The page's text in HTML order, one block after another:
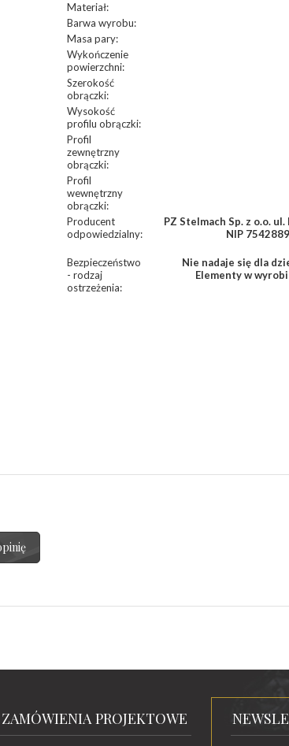
Materiał:
Barwa wyrobu:
Masa pary:
Wykończenie
powierzchni:
Szerokość
obrączki:
Wysokość
profilu obrączki:
Profil
zewnętrzny
obrączki:
Profil
wewnętrzny
obrączki:
Producent
odpowiedzialny:
PZ Stelmach Sp. z o.o.
NIP
Bezpieczeństwo
- rodzaj
ostrzeżenia:
Nie nadaje się dla
Elementy w
ZAMÓWIENIA PROJEKTOWE